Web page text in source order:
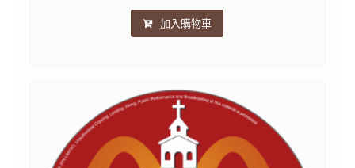
加入購物車